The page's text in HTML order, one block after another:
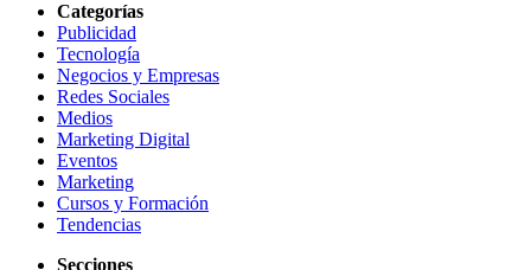
Categorías
Publicidad
Tecnología
Negocios y Empresas
Redes Sociales
Medios
Marketing Digital
Eventos
Marketing
Cursos y Formación
Tendencias
Secciones